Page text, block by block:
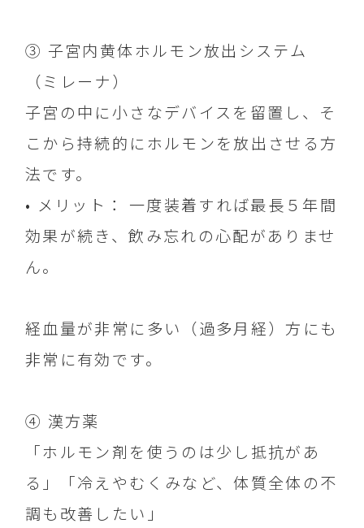
③ 子宮内黄体ホルモン放出システム
（ミレーナ）
子宮の中に小さなデバイスを留置し、そ
こから持続的にホルモンを放出させる方
法です。
• メリット： 一度装着すれば最長５年間
効果が続き、飲み忘れの心配がありませ
ん。
経血量が非常に多い（過多月経）方にも
非常に有効です。
④ 漢方薬
「ホルモン剤を使うのは少し抵抗があ
る」「冷えやむくみなど、体質全体の不
調も改善したい」